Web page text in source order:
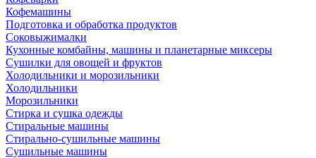
Кофемашины
Подготовка и обработка продуктов
Соковыжималки
Кухонные комбайны, машины и планетарные миксеры
Сушилки для овощей и фруктов
Холодильники и морозильники
Холодильники
Морозильники
Стирка и сушка одежды
Стиральные машины
Стирально-сушильные машины
Сушильные машины